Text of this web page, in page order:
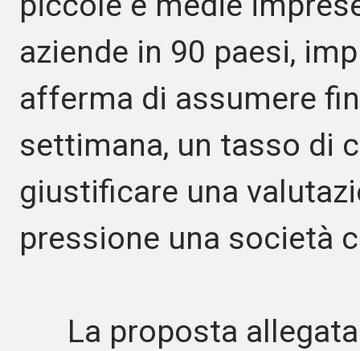
aziende in 90 paesi,
afferma di assumere
settimana, un tasso di
giustificare una
pressione una società
La proposta allegata